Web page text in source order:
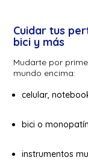
Cuidar tus
bici y más
Mudarte por
mundo encima:
celular,
bici o monopatín,
instrumentos